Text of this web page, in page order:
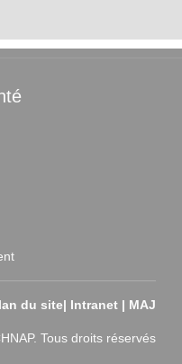
du site| Intranet | MAJ
Tous droits réservés